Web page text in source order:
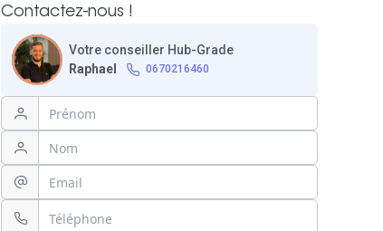
Contactez-nous !
Votre conseiller Hub-Grade
Raphael
0670216460